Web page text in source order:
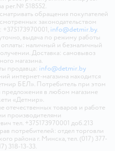
рег.№ 518552.
обращения покупателей
законодательством
info@detmir.by.
выдача по режиму работы
наличный и безналичный
Доставка: самовывоз
магазина.
продавца: info@detmir.by
интернет-магазина находится
БЕЛ». Потребитель при этом
предложения в любом магазине
«Детмир».
отечественных товаров и работе
производителями
тел. +375173970001 доб.213
потребителей: отдел торговли
района г. Минска, тел. (017) 377-
318-13-33.